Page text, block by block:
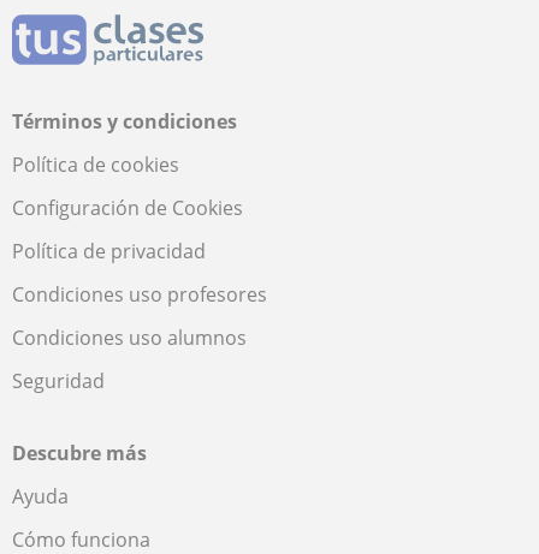
Términos y condiciones
Política de cookies
Configuración de Cookies
Política de privacidad
Condiciones uso profesores
Condiciones uso alumnos
Seguridad
Descubre más
Ayuda
Cómo funciona